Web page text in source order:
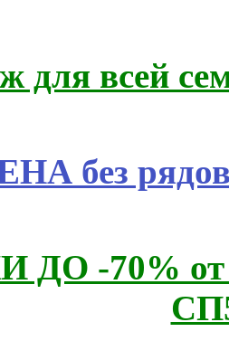
для всей
без
ДО -70%